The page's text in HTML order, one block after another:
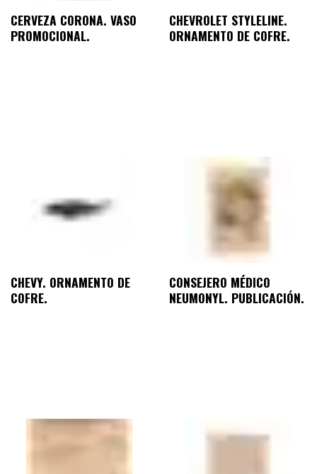
CERVEZA CORONA. VASO
PROMOCIONAL.
CHEVROLET STYLELINE.
ORNAMENTO DE COFRE.
CHEVY. ORNAMENTO DE
COFRE.
CONSEJERO MÉDICO
NEUMONYL. PUBLICACIÓN.